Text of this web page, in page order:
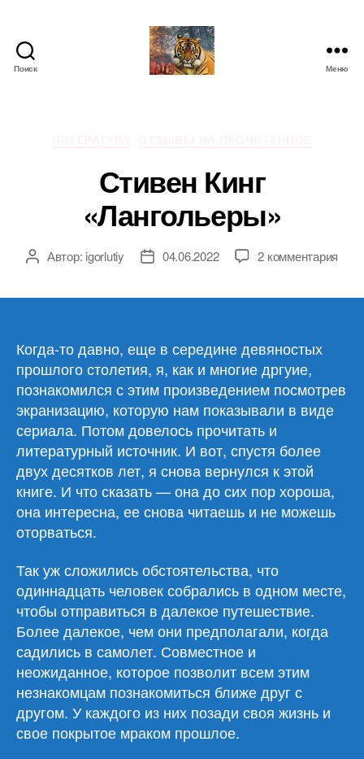
Поиск Меню
Стивен Кинг
«Лангольеры»
АвторАвтор: igorlutiy
Дата04.06.2022 2 комментария
Когда-то давно, еще в середине девяностых
прошлого столетия, я, как и многие дргуие,
познакомился с этим произведением посмотрев
экранизацию, которую нам показывали в виде
сериала. Потом довелось прочитать и
литературный источник. И вот, спустя более
двух десятков лет, я снова вернулся к этой
книге. И что сказать — она до сих пор хороша,
она интересна, ее снова читаешь и не можешь
оторваться.
Так уж сложились обстоятельства, что
одиннадцать человек собрались в одном месте,
чтобы отправиться в далекое путешествие.
Более далекое, чем они предполагали, когда
садились в самолет. Совместное и
неожиданное, которое позволит всем этим
незнакомцам познакомиться ближе друг с
другом. У каждого из них позади своя жизнь и
свое покрытое мраком прошлое.